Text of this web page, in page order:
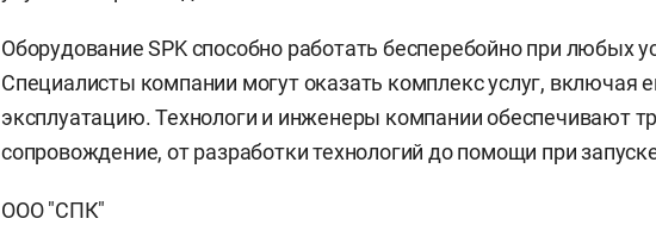
Оборудование SPK способно работать бесперебойно при любых
Специалисты компании могут оказать комплекс услуг, включая
эксплуатацию. Технологи и инженеры компании обеспечивают
сопровождение, от разработки технологий до помощи при
ООО "СПК"